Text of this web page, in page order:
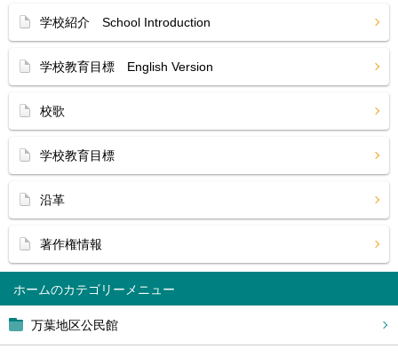
ホーム
万葉地区公民館
学校紹介 School Introduction
学校教育目標 English Version
校歌
学校教育目標
沿革
著作権情報